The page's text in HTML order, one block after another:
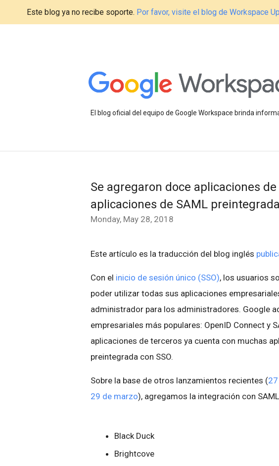
Este blog ya no recibe soporte. Por favor, visite el blog de Workspace
El blog oficial del equipo de Google Workspace brinda
Se agregaron doce aplicaciones
aplicaciones de SAML
Monday, May 28, 2018
Este artículo es la traducción del blog inglés
Con el inicio de sesión único (SSO), los usuarios
poder utilizar todas sus aplicaciones
administrador para los administradores. Google
empresariales más populares: OpenID Connect y
aplicaciones de terceros ya cuenta con muchas
preintegrada con SSO.
Sobre la base de otros lanzamientos recientes (
29 de marzo), agregamos la integración con
Black Duck
Brightcove